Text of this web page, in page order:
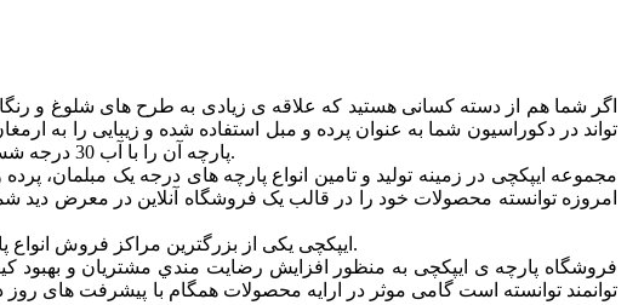
اگر شما هم از دسته کسانی هستید که علاقه ی زیادی به طرح های شلوغ و
پارچه آن را با آب 30 درجه شستشو دهید. شما با خرید این محصول از فروشگاه اینترنتی ایپکچی می توانید خیال خود را بابت کیفیت و ضمانت اصالت راحت کنید.
مجموعه ایپکچی در زمینه تولید و تامین انواع پارچه های درجه یک
امروزه توانسته محصولات خود را در قالب یک فروشگاه آنلاین در معرض دید شما
ایپکچی یکی از بزرگترین مراکز فروش انواع پارچه ی مبل، روتختی، پرده ای و … در تهران است که ارائه دهنده ی انواع پارچه ها در طرح ها و رنگ های متنوع و مدرن می باشد.
فروشگاه پارچه ی ایپکچی به منظور افزايش رضايت مندي مشتريان و بهبود
توانمند توانسته است گامی موثر در ارايه محصولات همگام با پیشرفت های روز